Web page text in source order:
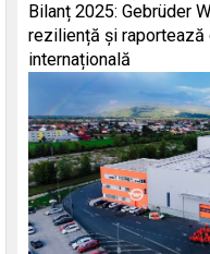
Bilanț 2025: Gebrüder
reziliență și raportează
internațională